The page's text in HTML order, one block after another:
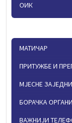
ОИК
МАТИЧАР
ПРИТУЖБЕ И
МЈЕСНЕ
БОРАЧКА
ВАЖНИЈИ